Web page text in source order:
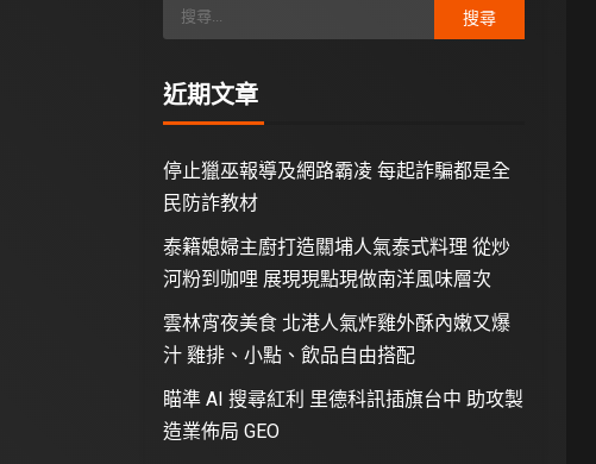
近期文章
停止獵巫報導及網路霸凌 每起詐騙都是全
民防詐教材
泰籍媳婦主廚打造關埔人氣泰式料理 從炒
河粉到咖哩 展現現點現做南洋風味層次
雲林宵夜美食 北港人氣炸雞外酥內嫩又爆
汁 雞排、小點、飲品自由搭配
瞄準 AI 搜尋紅利 里德科訊插旗台中 助攻製
造業佈局 GEO